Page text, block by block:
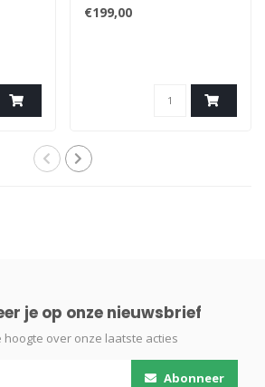
€199,00
je op onze nieuwsbrief
hoogte over onze laatste acties
Abonneer